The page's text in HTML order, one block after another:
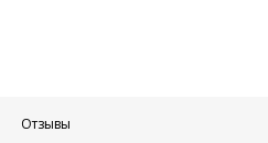
Отзывы